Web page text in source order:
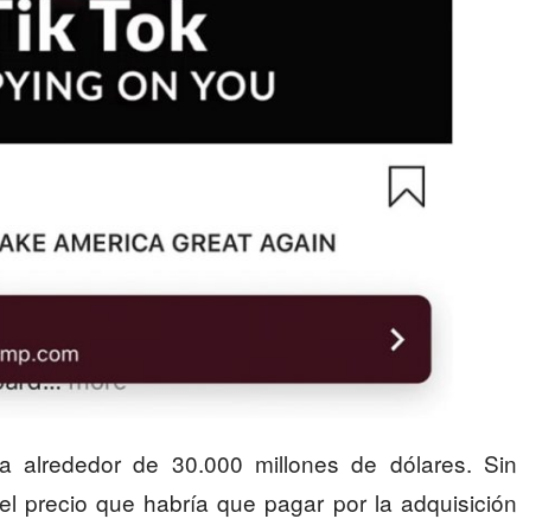
alrededor de 30.000 millones de dólares. Sin
precio que habría que pagar por la adquisición